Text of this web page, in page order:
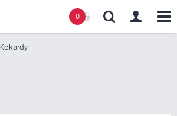
0
Kokardy